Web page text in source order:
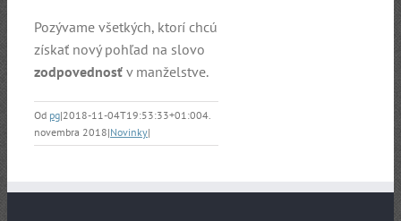
Pozývame všetkých, ktorí chcú
získať nový pohľad na slovo
zodpovednosť v manželstve.
Od pg|2018-11-04T19:53:33+01:004.
novembra 2018|Novinky|